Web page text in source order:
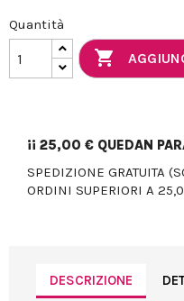
Quantità

¡¡ 25,00 € QUEDAN
SPEDIZIONE GRATUITA
ORDINI SUPERIORI A
DESCRIZIONE